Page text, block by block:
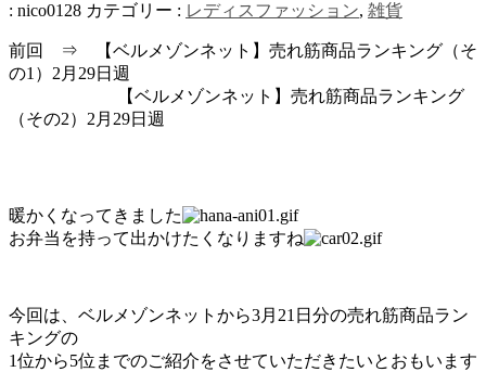
: nico0128 カテゴリー : レディスファッション, 雑貨
前回 ⇒ 【ベルメゾンネット】売れ筋商品ランキング（そ
の1）2月29日週
【ベルメゾンネット】売れ筋商品ランキング
（その2）2月29日週
暖かくなってきました
お弁当を持って出かけたくなりますね
今回は、ベルメゾンネットから3月21日分の売れ筋商品ラン
キングの
1位から5位までのご紹介をさせていただきたいとおもいます